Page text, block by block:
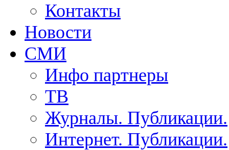
Контакты
Новости
СМИ
Инфо партнеры
ТВ
Журналы. Публикации.
Интернет. Публикации.